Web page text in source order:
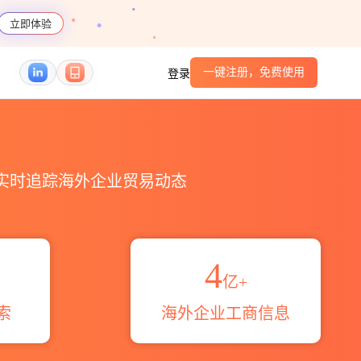
立即体验
登录 一键注册，免费使用
时追踪海外企业贸易动态
4亿+
海外企业工商信息